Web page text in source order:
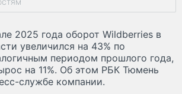
2025 года оборот Wildberries в
увеличился на 43% по
периодом прошлого года,
на 11%. Об этом РБК Тюмень
службе компании.